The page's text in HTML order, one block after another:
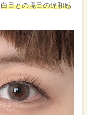
白目との境目の違和感